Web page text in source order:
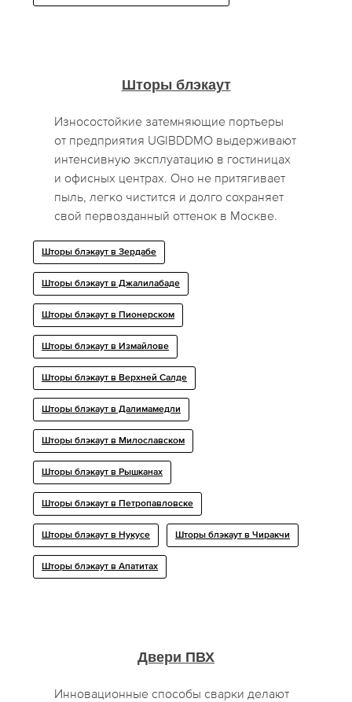
Шторы блэкаут
Износостойкие затемняющие портьеры
от предприятия UGIBDDMO выдерживают
интенсивную эксплуатацию в гостиницах
и офисных центрах. Оно не притягивает
пыль, легко чистится и долго сохраняет
свой первозданный оттенок в Москве.
Шторы блэкаут в Зердабе
Шторы блэкаут в Джалилабаде
Шторы блэкаут в Пионерском
Шторы блэкаут в Измайлове
Шторы блэкаут в Верхней Салде
Шторы блэкаут в Далимамедли
Шторы блэкаут в Милославском
Шторы блэкаут в Рышканах
Шторы блэкаут в Петропавловске
Шторы блэкаут в Нукусе Шторы блэкаут в Чиракчи
Шторы блэкаут в Апатитах
Двери ПВХ
Инновационные способы сварки делают